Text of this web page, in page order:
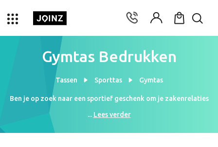
Gymtas Bedrukken
Tassen Sporttas Gymtas
Ben je op zoek naar een sportief geschenk om je zakenrelaties
mee te verrassen? Joinz helpt je graag verder! Wij bedrukken je
gymtassen met jouw logo vanaf (prijs) per stuk. Niet alleen een
origineel geschenk, maar je geeft ook nog eens een gezond
... Lees verder